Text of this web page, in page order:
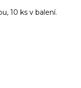
10 ks v balení.